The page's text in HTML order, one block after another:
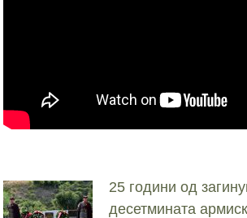
25 години од
десетмината